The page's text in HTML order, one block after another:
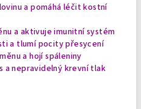
a pomáhá léčit kostní
a aktivuje imunitní systém
a tlumí pocity přesycení
a hojí spáleniny
a nepravidelný krevní tlak